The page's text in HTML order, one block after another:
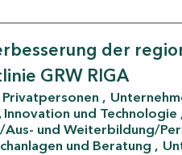
der
GRW RIGA
Privatpersonen
Innovation und Technologie
und Weiterbildung/
und Beratung